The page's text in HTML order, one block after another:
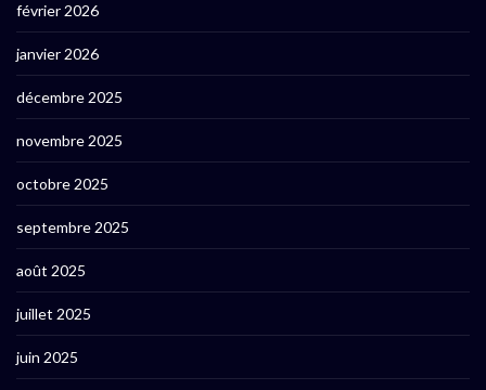
février 2026
janvier 2026
décembre 2025
novembre 2025
octobre 2025
septembre 2025
août 2025
juillet 2025
juin 2025